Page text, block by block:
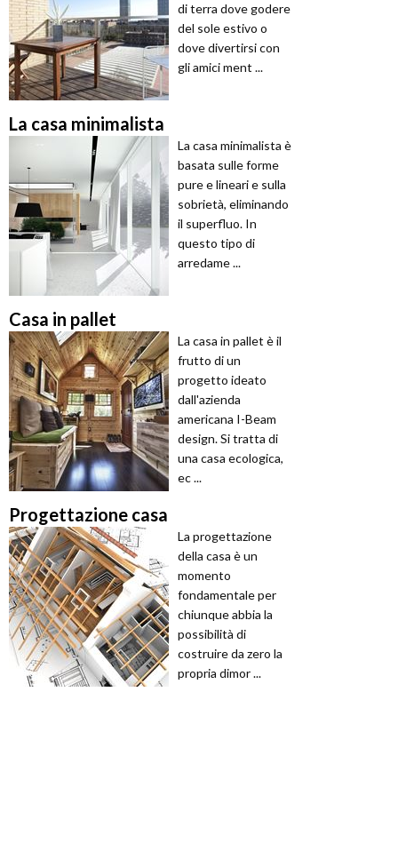
di terra dove godere
del sole estivo o
dove divertirsi con
gli amici ment ...
La casa minimalista
La casa minimalista è
basata sulle forme
pure e lineari e sulla
sobrietà, eliminando
il superfluo. In
questo tipo di
arredame ...
Casa in pallet
La casa in pallet è il
frutto di un
progetto ideato
dall'azienda
americana I-Beam
design. Si tratta di
una casa ecologica,
ec ...
Progettazione casa
La progettazione
della casa è un
momento
fondamentale per
chiunque abbia la
possibilità di
costruire da zero la
propria dimor ...